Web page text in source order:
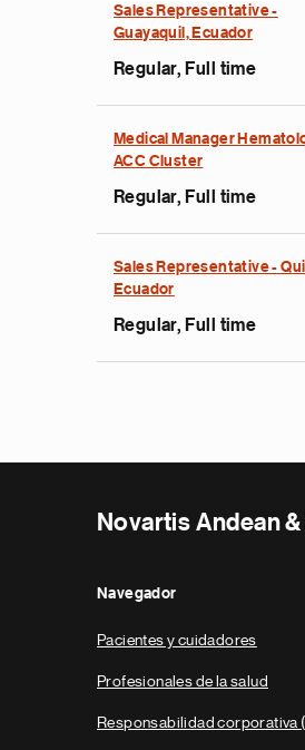
Sales Representative -
Guayaquil, Ecuador
Regular, Full time
Medical Manager
ACC Cluster
Regular, Full time
Sales Representative -
Ecuador
Regular, Full time
Novartis Andean
Navegador
Pacientes y cuidadores
Profesionales de la salud
Responsabilidad corporativa